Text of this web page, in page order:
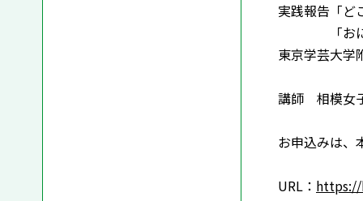
実践報告「ど
「おにご
東京学芸大
講師 相模女
お申込みは、
URL：